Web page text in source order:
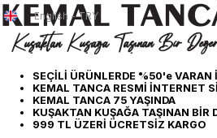
SEÇİLİ ÜRÜNLERDE %50'e VARAN
KEMAL TANCA RESMİ İNTERNET
KEMAL TANCA 75 YAŞINDA
KUŞAKTAN KUŞAĞA TAŞINAN BİR
999 TL ÜZERİ ÜCRETSİZ KARGO
English - TRY